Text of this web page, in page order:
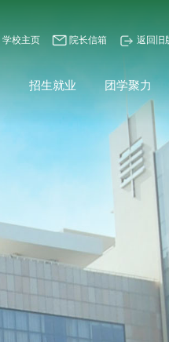
学校主页 院长信箱 返回旧
招生就业 团学聚力